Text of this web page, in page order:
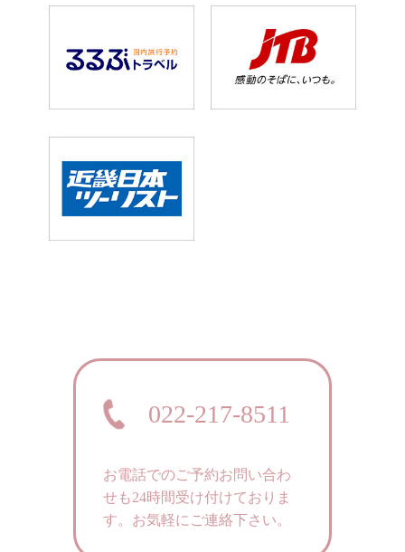
022-217-8511
お電話でのご予約お問い合わ
せも24時間受け付けておりま
す。 お気軽にご連絡下さい。